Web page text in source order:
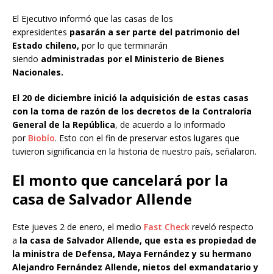
El Ejecutivo informó que las casas de los
expresidentes pasarán a ser parte del patrimonio del
Estado chileno, por lo que terminarán
siendo administradas por el Ministerio de Bienes
Nacionales.
El 20 de diciembre inició la adquisición de estas casas
con la toma de razón de los decretos de la Contraloría
General de la República, de acuerdo a lo informado
porBiobío. Esto con el fin de preservar estos lugares que
tuvieron significancia en la historia de nuestro país, señalaron.
El monto que cancelará por la
casa de Salvador Allende
Este jueves 2 de enero, el medio Fast Check reveló respecto
a la casa de Salvador Allende, que esta es propiedad de
la ministra de Defensa, Maya Fernández y su hermano
Alejandro Fernández Allende, nietos del exmandatario y